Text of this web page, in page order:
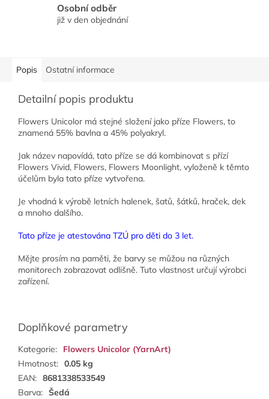
Osobní odběr
již v den objednání
Popis Ostatní informace
Detailní popis produktu
Flowers Unicolor má stejné složení jako příze Flowers, to
znamená 55% bavlna a 45% polyakryl.
Jak název napovídá, tato příze se dá kombinovat s přízí
Flowers Vivid, Flowers, Flowers Moonlight, vyloženě k těmto
účelům byla tato příze vytvořena.
Je vhodná k výrobě letních halenek, šatů, šátků, hraček, dek
a mnoho dalšího.
Tato příze je atestována TZÚ pro děti do 3 let.
Mějte prosím na paměti, že barvy se můžou na různých
monitorech zobrazovat odlišně. Tuto vlastnost určují výrobci
zařízení.
Doplňkové parametry
Kategorie:
Flowers Unicolor (YarnArt)
Hmotnost: 0.05 kg
EAN: 8681338533549
Barva: Šedá